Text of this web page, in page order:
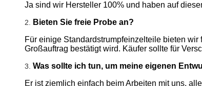
Ja sind wir Hersteller 100% und haben auf
2.
Bieten Sie freie Probe an?
Für einige Standardstrumpfeinzelteile bieten
Großauftrag bestätigt wird. Käufer sollte für
3. Was sollte ich tun, um meine eigenen
Er ist ziemlich einfach beim Arbeiten mit uns,